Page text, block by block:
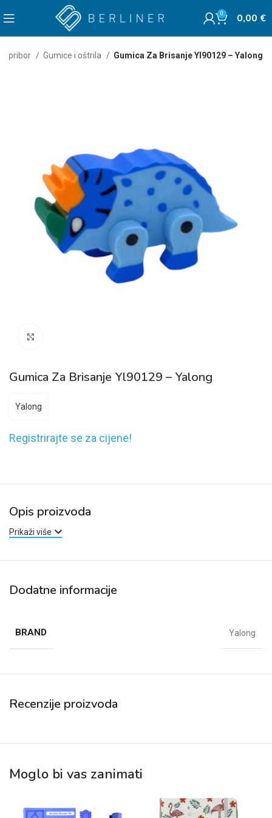
0 0,00 €
pribor Gumice i oštrila Gumica Za Brisanje Yl90129 – Yalong
Gumica Za Brisanje Yl90129 – Yalong
Yalong
Registrirajte se za cijene!
Opis proizvoda
Prikaži više
Dodatne informacije
BRAND Yalong
Recenzije proizvoda
Moglo bi vas zanimati